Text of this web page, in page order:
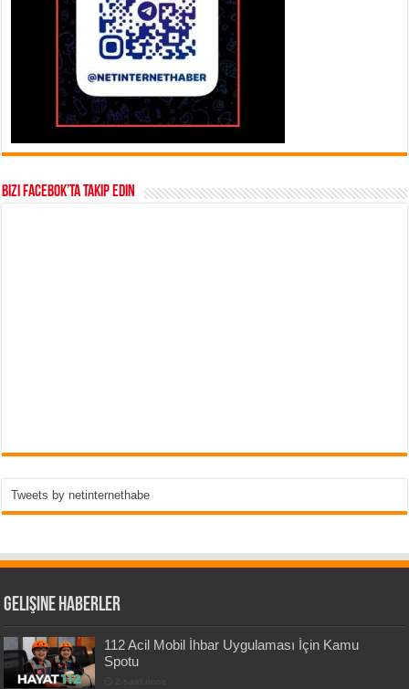
Bizi Facebok’ta takip edin
Tweets by netinternethabe
Gelişine Haberler
112 Acil Mobil İhbar Uygulaması İçin Kamu
Spotu